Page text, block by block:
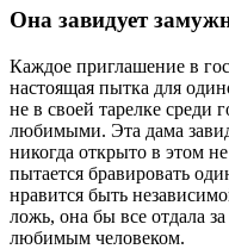
Она завидует
Каждое приглашение в
настоящая пытка для
не в своей тарелке среди
любимыми. Эта дама
никогда открыто в этом
пытается бравировать
нравится быть
ложь, она бы все отдала
любимым человеком.